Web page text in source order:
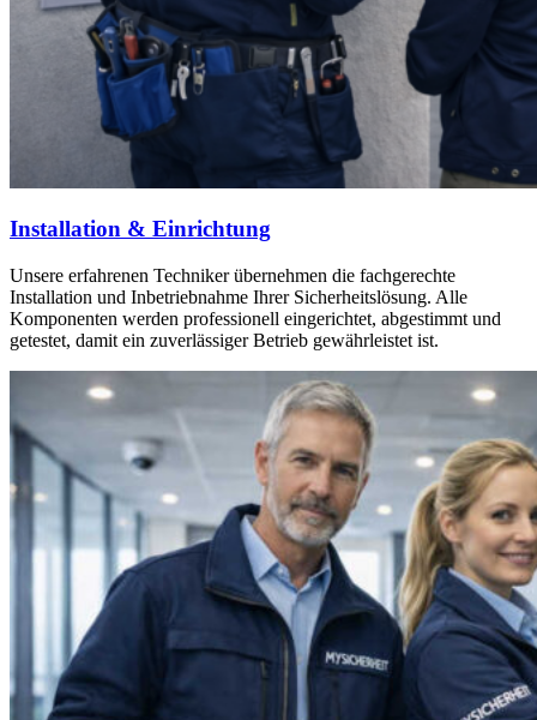
Installation & Einrichtung
Unsere erfahrenen Techniker übernehmen die fachgerechte
Installation und Inbetriebnahme Ihrer Sicherheitslösung. Alle
Komponenten werden professionell eingerichtet, abgestimmt und
getestet, damit ein zuverlässiger Betrieb gewährleistet ist.